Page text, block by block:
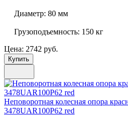
Диаметр: 80 мм
Грузоподъемность: 150 кг
Цена: 2742 руб.
Купить
Неповоротная колесная опора
3478UAR100P62 red